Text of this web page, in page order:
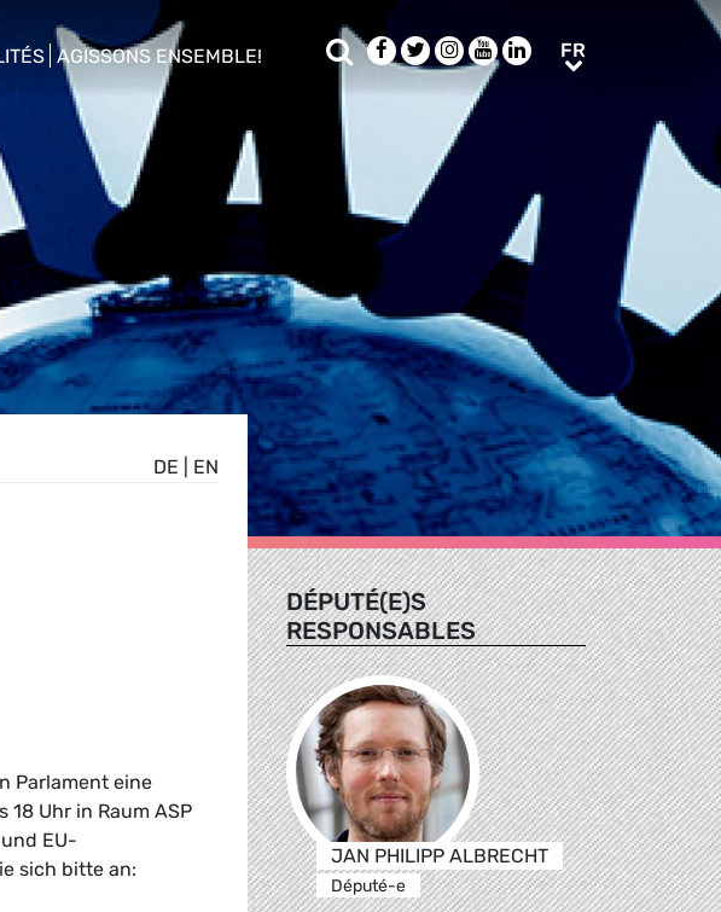
sub menu
AGISSONS ENSEMBLE!
show/hide sub menu
Rechercher
Facebook
TwitterInstagram
YoutubeLinkedIn
FR
DE EN
Parlament eine
Uhr in Raum ASP
EU-
sich bitte an:
DÉPUTÉ(E)S
RESPONSABLES
JAN PHILIPP ALBRECHT
Député-e